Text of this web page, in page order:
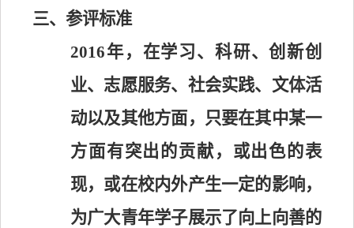
三、参评标准
2016年，在学习、科研、创新创
业、志愿服务、社会实践、文体活
动以及其他方面，只要在其中某一
方面有突出的贡献，或出色的表
现，或在校内外产生一定的影响，
为广大青年学子展示了向上向善的